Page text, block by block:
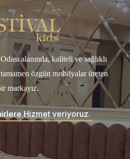
alanında, kaliteli ve sağlıklı
özgün mobilyalar üreten
markayız.
Hizmet veriyoruz.